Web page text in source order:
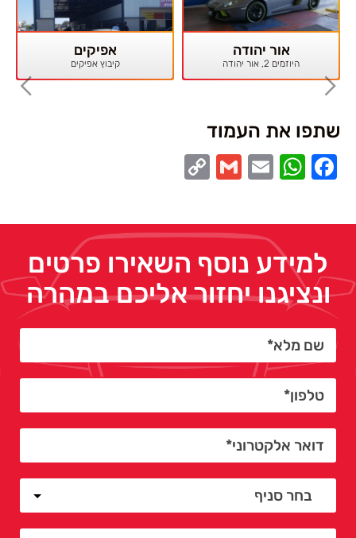
אור יהודה
היוזמים 2, אור יהודה
אפיקים
קיבוץ אפיקים
שתפו את העמוד
Facebook
WhatsApp
Email
Gmail
למידע נוסף השאירו פרטים
ונציגנו יחזור אליכם במהרה